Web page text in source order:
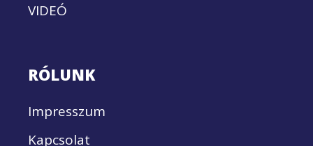
VIDEÓ
RÓLUNK
Impresszum
Kapcsolat